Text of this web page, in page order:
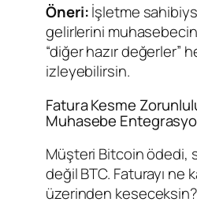
Öneri:İşletme
gelirlerini
“diğer hazır değerler”
izleyebilirsin.
Fatura Kesme
Muhasebe
Müşteri Bitcoin ödedi,
değil BTC. Faturayı ne
üzerinden keseceksin?